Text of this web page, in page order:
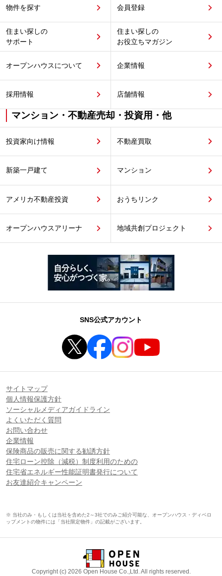
物件を探す 会員登録
住まい探しの
サポート
住まい探しの
お役立ちマガジン
オープンハウスについて 企業情報
採用情報 店舗情報
マンション・不動産売却・投資用・他
投資家向け情報 不動産買取
新築一戸建て マンション
アメリカ不動産投資 おうちリンク
オープンハウスアリーナ 地域共創プロジェクト
SNS公式アカウント
サイトマップ
個人情報保護方針
ソーシャルメディアガイドライン
よくいただく質問
お問い合わせ
企業情報
保険商品の販売に関する勧誘方針
住宅ローン控除（減税）制度利用のための
住宅省エネルギー性能証明書発行について
お友達紹介キャンペーン
※ 当社のみ・もしくは当社を含めた2～3社でのみご紹介可能な、オープンハウス・ディベロ
ップメントの物件には「当社限定物件」の記載がございます。
Copyright (c) 2026 Open House Co.,Ltd. All rights reserved.